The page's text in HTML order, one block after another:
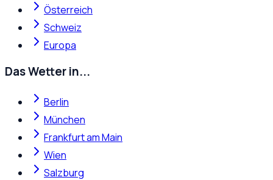
Österreich
Schweiz
Europa
Das Wetter in...
Berlin
München
Frankfurt am Main
Wien
Salzburg